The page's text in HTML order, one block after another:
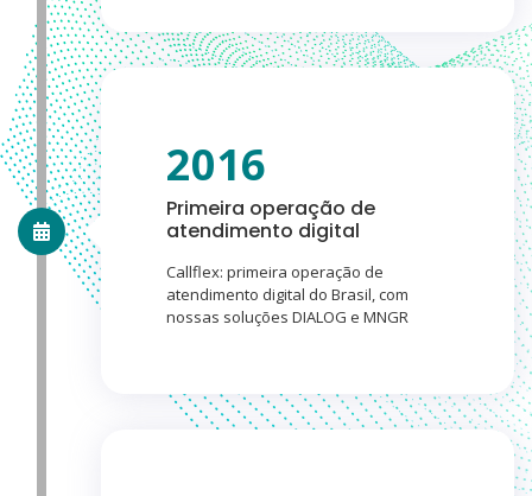
2016
Primeira operação de
atendimento digital
Callflex: primeira operação de
atendimento digital do Brasil, com
nossas soluções DIALOG e MNGR